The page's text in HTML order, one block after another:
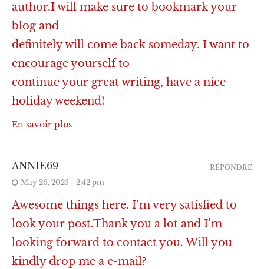
author.I will make sure to bookmark your
blog and
definitely will come back someday. I want to
encourage yourself to
continue your great writing, have a nice
holiday weekend!
En savoir plus
ANNIE69
May 26, 2025 - 2:42 pm
Awesome things here. I’m very satisfied to
look your post.Thank you a lot and I’m
looking forward to contact you. Will you
kindly drop me a e-mail?
RÉPONDRE